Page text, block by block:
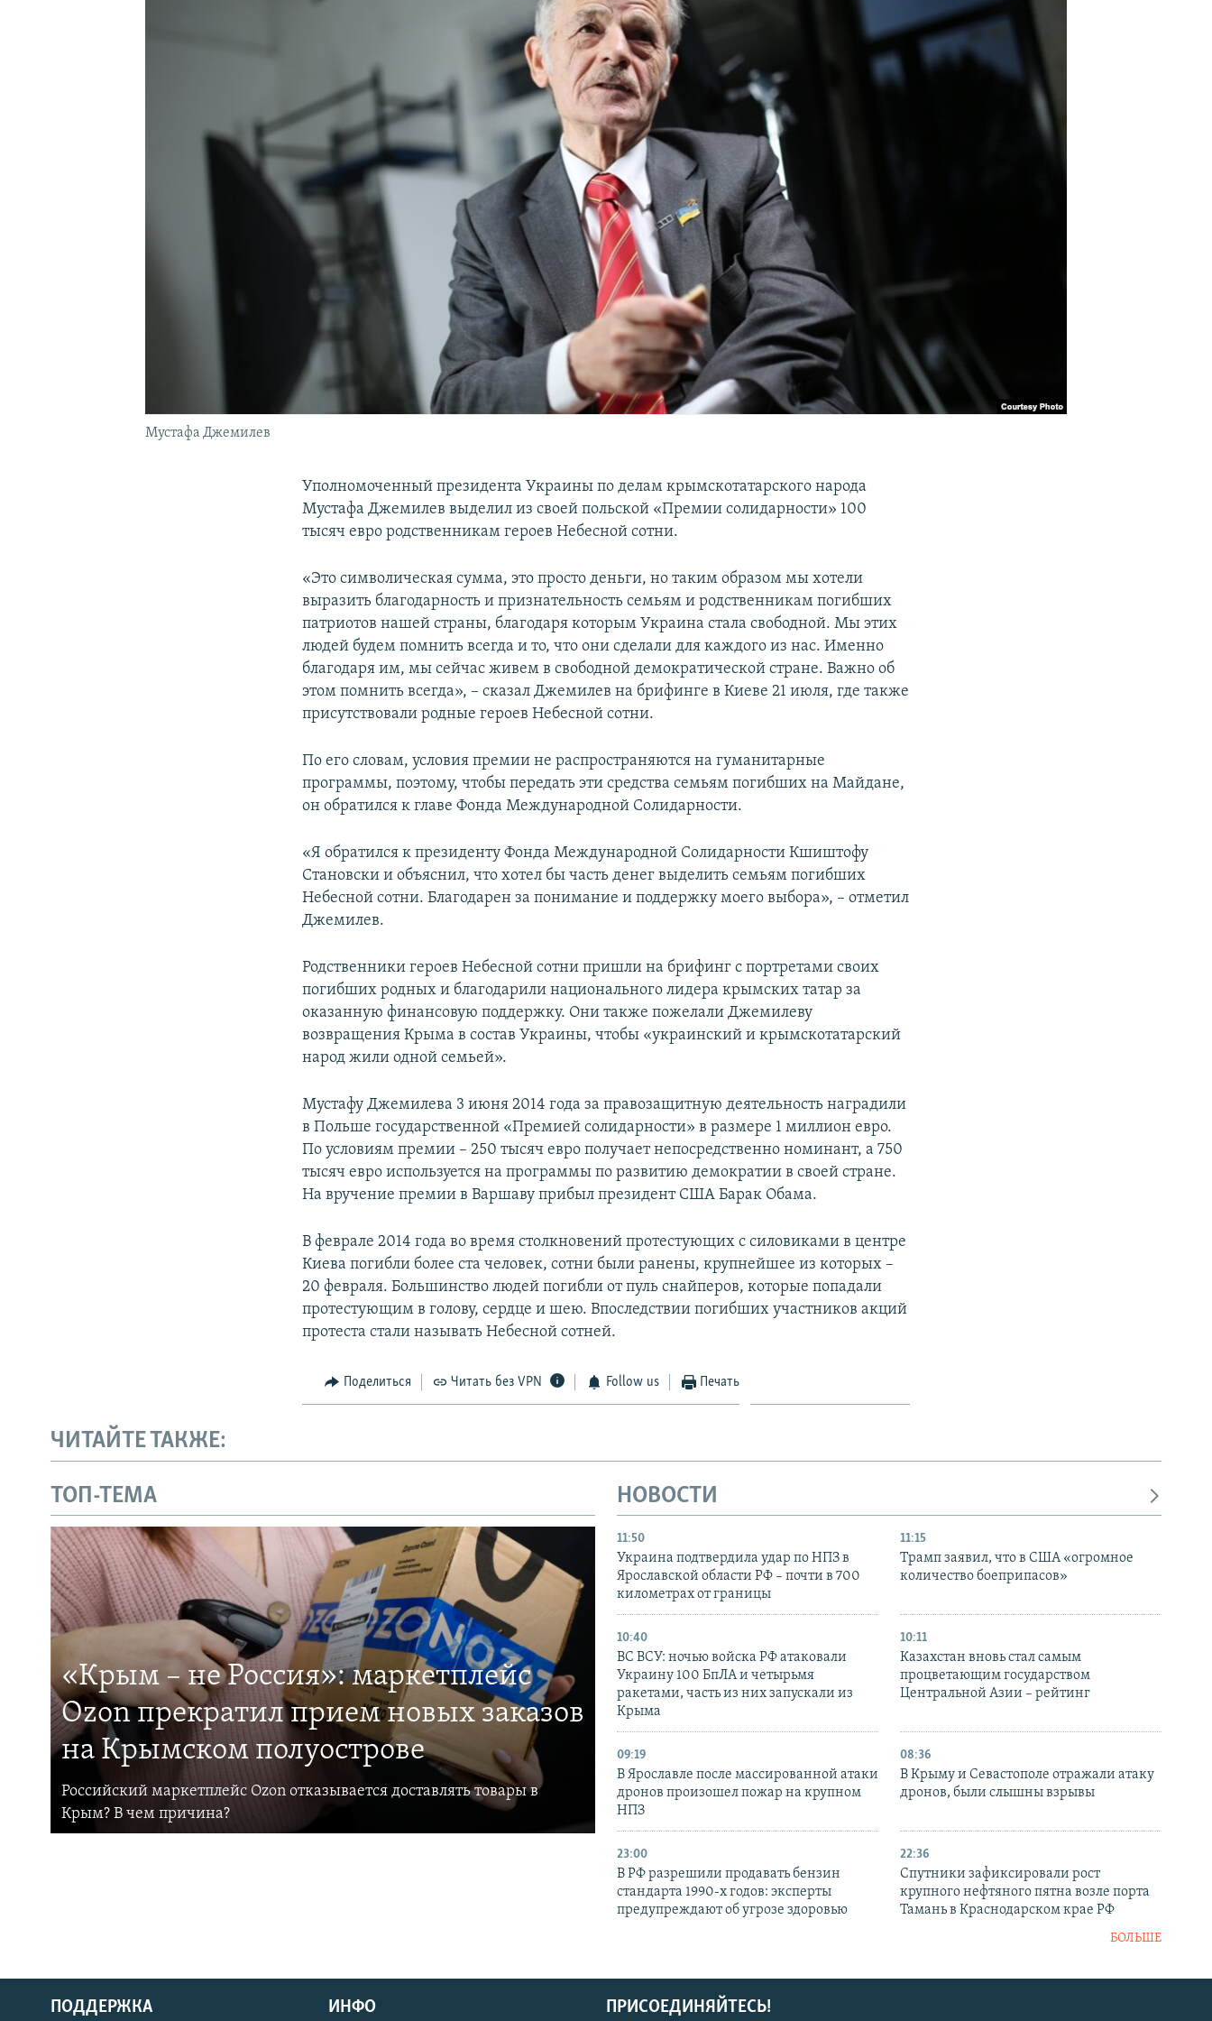
Мустафа Джемилев
Уполномоченный президента Украины по делам крымскотатарского народа
Мустафа Джемилев выделил из своей польской «Премии солидарности» 100
тысяч евро родственникам героев Небесной сотни.
«Это символическая сумма, это просто деньги, но таким образом мы хотели
выразить благодарность и признательность семьям и родственникам погибших
патриотов нашей страны, благодаря которым Украина стала свободной. Мы этих
людей будем помнить всегда и то, что они сделали для каждого из нас. Именно
благодаря им, мы сейчас живем в свободной демократической стране. Важно об
этом помнить всегда», – сказал Джемилев на брифинге в Киеве 21 июля, где также
присутствовали родные героев Небесной сотни.
По его словам, условия премии не распространяются на гуманитарные
программы, поэтому, чтобы передать эти средства семьям погибших на Майдане,
он обратился к главе Фонда Международной Солидарности.
«Я обратился к президенту Фонда Международной Солидарности Кшиштофу
Становски и объяснил, что хотел бы часть денег выделить семьям погибших
Небесной сотни. Благодарен за понимание и поддержку моего выбора», – отметил
Джемилев.
Родственники героев Небесной сотни пришли на брифинг с портретами своих
погибших родных и благодарили национального лидера крымских татар за
оказанную финансовую поддержку. Они также пожелали Джемилеву
возвращения Крыма в состав Украины, чтобы «украинский и крымскотатарский
народ жили одной семьей».
Мустафу Джемилева 3 июня 2014 года за правозащитную деятельность наградили
в Польше государственной «Премией солидарности» в размере 1 миллион евро.
По условиям премии – 250 тысяч евро получает непосредственно номинант, а 750
тысяч евро используется на программы по развитию демократии в своей стране.
На вручение премии в Варшаву прибыл президент США Барак Обама.
В феврале 2014 года во время столкновений протестующих с силовиками в центре
Киева погибли более ста человек, сотни были ранены, крупнейшее из которых –
20 февраля. Большинство людей погибли от пуль снайперов, которые попадали
протестующим в голову, сердце и шею. Впоследствии погибших участников акций
протеста стали называть Небесной сотней.
Поделиться Читать без VPN Follow us Печать
ЧИТАЙТЕ ТАКЖЕ:
ТОП-ТЕМА
«Крым – не Россия»: маркетплейс
Ozon прекратил прием новых заказов
на Крымском полуострове
Российский маркетплейс Ozon отказывается доставлять товары в
Крым? В чем причина?
НОВОСТИ
11:50
Украина подтвердила удар по НПЗ в
Ярославской области РФ – почти в 700
километрах от границы
11:15
Трамп заявил, что в США «огромное
количество боеприпасов»
10:40
ВС ВСУ: ночью войска РФ атаковали
Украину 100 БпЛА и четырьмя
ракетами, часть из них запускали из
Крыма
10:11
Казахстан вновь стал самым
процветающим государством
Центральной Азии – рейтинг
09:19
В Ярославле после массированной атаки
дронов произошел пожар на крупном
НПЗ
08:36
В Крыму и Севастополе отражали атаку
дронов, были слышны взрывы
23:00
В РФ разрешили продавать бензин
стандарта 1990-х годов: эксперты
предупреждают об угрозе здоровью
22:36
Спутники зафиксировали рост
крупного нефтяного пятна возле порта
Тамань в Краснодарском крае РФ
БОЛЬШЕ
ПРИСОЕДИНЯЙТЕСЬ!
ПОДДЕРЖКА ИНФО